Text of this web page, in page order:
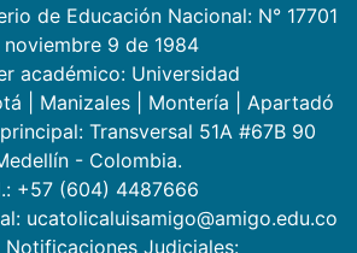
de Educación Nacional: N° 17701
noviembre 9 de 1984
académico: Universidad
Manizales Montería
Apartadó
Transversal 51A #67B 90
- Colombia.
+57 (604) 4487666
ucatolicaluisamigo@amigo.edu.co
Notificaciones Judiciales: